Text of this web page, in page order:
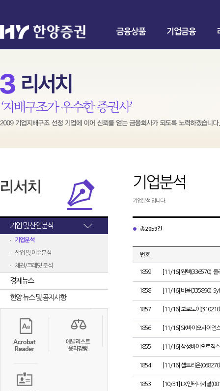
금융상품 기업금융
기업 및 산업분석
기업분석
산업 및 이슈분석
채권/크레딧 분석
경제뉴스
한양 뉴스 및 공지사항
기업분석
기업분석 입니다.
총 2059건
번호
1859 [11/16] 원텍(336570): 올
1858 [11/16] 비올(335890):
1857 [11/16] 보로노이
1856 [11/16] SK바이오사이언
1855 [11/16] 삼성바이오로직
1854 [11/16] 셀트리온
1853 [10/31] LX인터내셔널